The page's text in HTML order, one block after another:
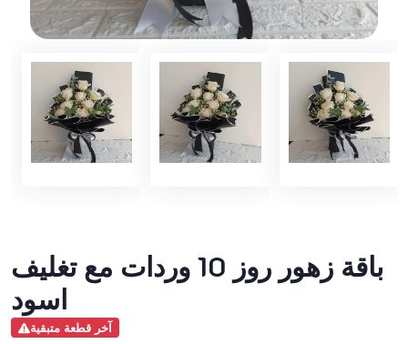
باقة زهور روز 10 وردات مع تغليف
اسود
آخر قطعة متبقية